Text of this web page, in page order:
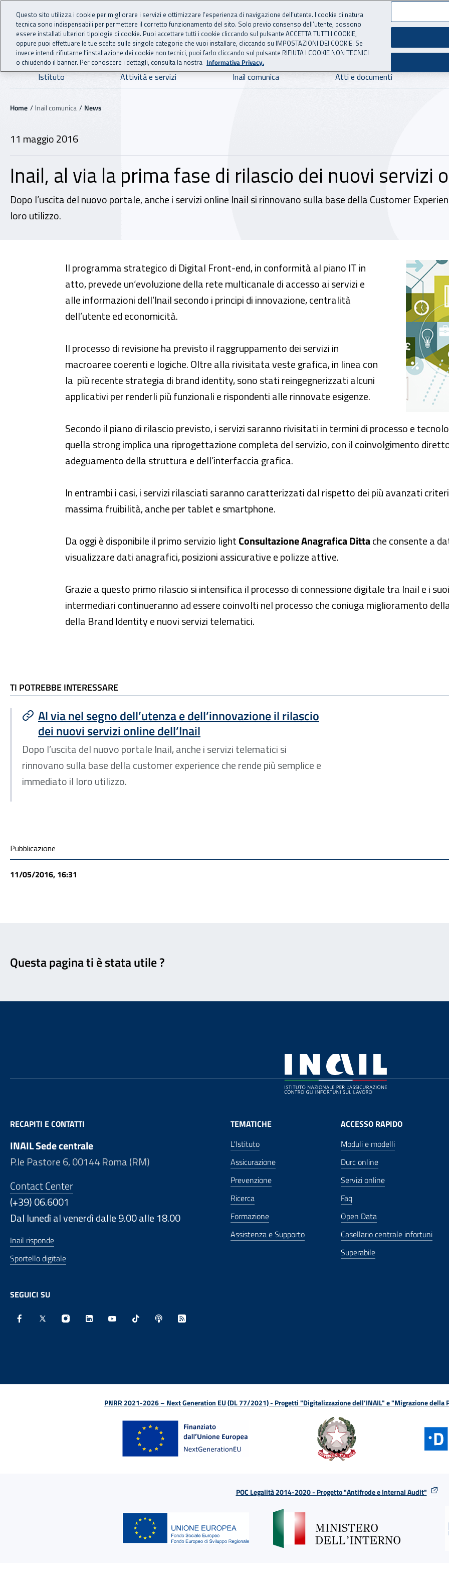
Vai al menu principale
Vai al contenuto principale
INAIL - Istituto Nazionale per l'Assicurazione
Navigazione principale
Istituto Attività e servizi Inail comunica Atti e documenti
Navigazione - Ti trovi in:
Home Inail comunica News
11 maggio 2016
Inail, al via la prima fase di rilascio dei nuovi servizi
Dopo l’uscita del nuovo portale, anche i servizi online Inail si rinnovano sulla base della Customer
loro utilizzo.
Inail, al via la prima fase di rilascio dei nuovi servizi online
Il programma strategico di Digital Front-end, in conformità al piano IT in
atto, prevede un‘evoluzione della rete multicanale di accesso ai servizi e
alle informazioni dell’Inail secondo i principi di innovazione, centralità
dell’utente ed economicità.
Il processo di revisione ha previsto il raggruppamento dei servizi in
macroaree coerenti e logiche. Oltre alla rivisitata veste grafica, in linea con
la più recente strategia di brand identity, sono stati reingegnerizzati alcuni
applicativi per renderli più funzionali e rispondenti alle rinnovate esigenze.
Secondo il piano di rilascio previsto, i servizi saranno rivisitati in termini di processo e
quella strong implica una riprogettazione completa del servizio, con il coinvolgimento
adeguamento della struttura e dell’interfaccia grafica.
In entrambi i casi, i servizi rilasciati saranno caratterizzati dal rispetto dei più avanzati
massima fruibilità, anche per tablet e smartphone.
Da oggi è disponibile il primo servizio lightConsultazione Anagrafica Dittache consente a
visualizzare dati anagrafici, posizioni assicurative e polizze attive.
Grazie a questo primo rilascio si intensifica il processo di connessione digitale tra Inail e i
intermediari continueranno ad essere coinvolti nel processo che coniuga miglioramento
della Brand Identity e nuovi servizi telematici.
TI POTREBBE INTERESSARE
TI POTREBBE INTERESSARE
Al via nel segno dell’utenza e dell’innovazione il rilascio
dei nuovi servizi online dell’Inail
Dopo l’uscita del nuovo portale Inail, anche i servizi telematici si
rinnovano sulla base della customer experience che rende più semplice e
immediato il loro utilizzo.
Condivisione social
Pubblicazione
11/05/2016, 16:31
Questa pagina ti è stata utile ?
RECAPITI E CONTATTI
INAIL Sede centrale
P.le Pastore 6, 00144 Roma (RM)
Contact Center
(+39) 06.6001
Dal lunedì al venerdì dalle 9.00 alle 18.00
Inail risponde
Sportello digitale
SEGUICI SU
TEMATICHE
L'Istituto
Assicurazione
Prevenzione
Ricerca
Formazione
Assistenza e Supporto
ACCESSO RAPIDO
Moduli e modelli
Durc online
Servizi online
Faq
Open Data
Casellario centrale infortuni
Superabile
PNRR 2021-2026 – Next Generation EU (DL 77/2021) - Progetti "Digitalizzazione dell’INAIL" e "Migrazione della
POC Legalità 2014-2020 - Progetto "Antifrode e Internal Audit"
Questo sito utilizza i cookie per migliorare i servizi e ottimizzare l’esperienza di navigazione dell’utente. I cookie di natura
tecnica sono indispensabili per permettere il corretto funzionamento del sito. Solo previo consenso dell’utente, possono
essere installati ulteriori tipologie di cookie. Puoi accettare tutti i cookie cliccando sul pulsante ACCETTA TUTTI I COOKIE,
oppure puoi effettuare le tue scelte sulle singole categorie che vuoi installare, cliccando su IMPOSTAZIONI DEI COOKIE. Se
invece intendi rifiutarne l’installazione dei cookie non tecnici, puoi farlo cliccando sul pulsante RIFIUTA I COOKIE NON TECNICI
o chiudendo il banner. Per conoscere i dettagli, consulta la nostra Informativa Privacy.